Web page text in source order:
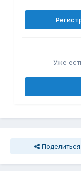
Уже
Поделиться